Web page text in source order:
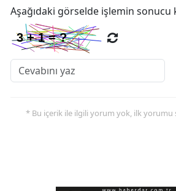
Aşağıdaki görselde işlemin sonucu
* Bu içerik ile ilgili yorum yok, ilk yorumu